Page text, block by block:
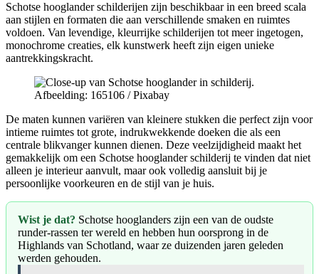
Schotse hooglander schilderijen zijn beschikbaar in een breed scala
aan stijlen en formaten die aan verschillende smaken en ruimtes
voldoen. Van levendige, kleurrijke schilderijen tot meer ingetogen,
monochrome creaties, elk kunstwerk heeft zijn eigen unieke
aantrekkingskracht.
Afbeelding: 165106 / Pixabay
De maten kunnen variëren van kleinere stukken die perfect zijn voor
intieme ruimtes tot grote, indrukwekkende doeken die als een
centrale blikvanger kunnen dienen. Deze veelzijdigheid maakt het
gemakkelijk om een Schotse hooglander schilderij te vinden dat niet
alleen je interieur aanvult, maar ook volledig aansluit bij je
persoonlijke voorkeuren en de stijl van je huis.
Wist je dat? Schotse hooglanders zijn een van de oudste
runder-rassen ter wereld en hebben hun oorsprong in de
Highlands van Schotland, waar ze duizenden jaren geleden
werden gehouden.